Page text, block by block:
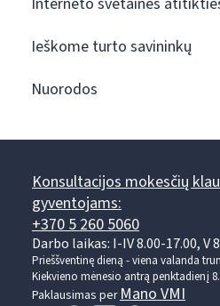
Ieškome turto savininkų
Nuorodos
Konsultacijos mokesčių
gyventojams:
+370 5 260 5060
Darbo laikas: I-IV 8.00-17.00, V
Prieššventinę dieną - viena valanda
Kiekvieno mėnesio antrą penktadienį
Paklausimas per Mano VMI